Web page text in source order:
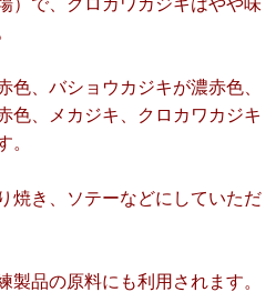
）で、クロカワカジキはやや味
色、バショウカジキが濃赤色、
色、メカジキ、クロカワカジキ
。
焼き、ソテーなどにしていただ
製品の原料にも利用されます。